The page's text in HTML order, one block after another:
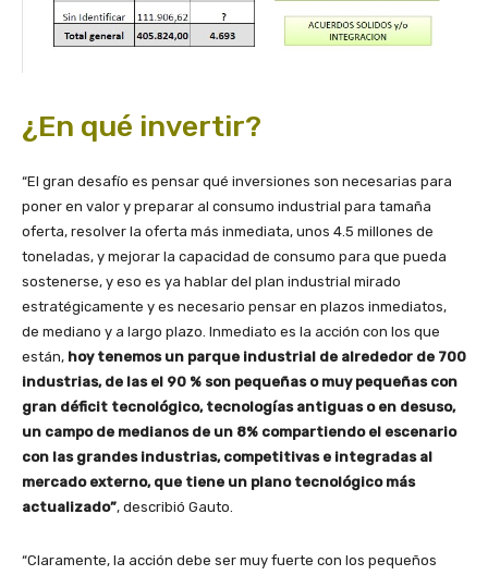
¿En qué invertir?
“El gran desafío es pensar qué inversiones son necesarias para
poner en valor y preparar al consumo industrial para tamaña
oferta, resolver la oferta más inmediata, unos 4.5 millones de
toneladas, y mejorar la capacidad de consumo para que pueda
sostenerse, y eso es ya hablar del plan industrial mirado
estratégicamente y es necesario pensar en plazos inmediatos,
de mediano y a largo plazo. Inmediato es la acción con los que
están, hoy tenemos un parque industrial de alrededor de 700
industrias, de las el 90 % son pequeñas o muy pequeñas con
gran déficit tecnológico, tecnologías antiguas o en desuso,
un campo de medianos de un 8% compartiendo el escenario
con las grandes industrias, competitivas e integradas al
mercado externo, que tiene un plano tecnológico más
actualizado”, describió Gauto.
“Claramente, la acción debe ser muy fuerte con los pequeños